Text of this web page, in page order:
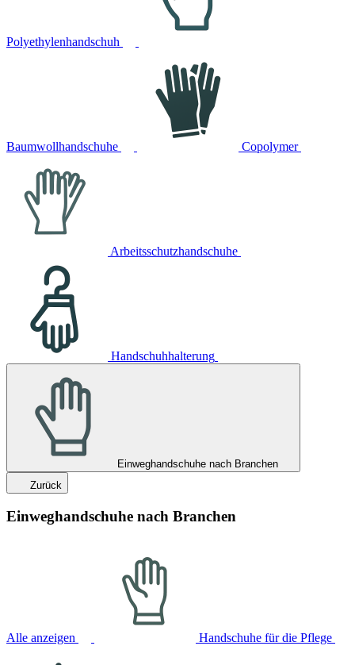
Polyethylenhandschuh
Baumwollhandschuhe Copolymer
Arbeitsschutzhandschuhe
Handschuhhalterung
Einweghandschuhe nach Branchen
Zurück
Einweghandschuhe nach Branchen
Alle anzeigen Handschuhe für die Pflege